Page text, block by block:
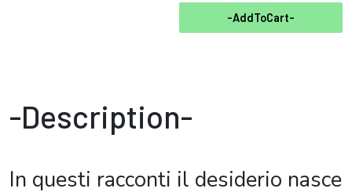
-AddToCart-
-Description-
In questi racconti il desiderio nasce